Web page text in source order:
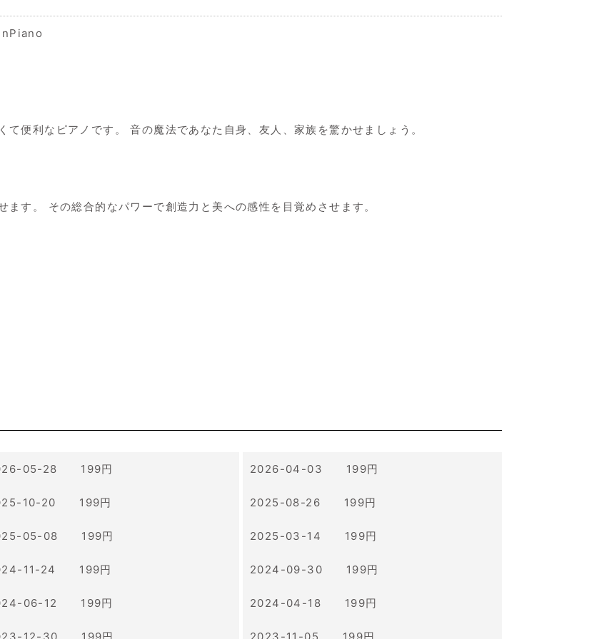
便利なピアノです。 音の魔法であなた自身、友人、家族を驚かせましょう。
す。 その総合的なパワーで創造力と美への感性を目覚めさせます。
05-28 199円 2026-04-03 199円
10-20 199円 2025-08-26 199円
05-08 199円 2025-03-14 199円
11-24 199円 2024-09-30 199円
06-12 199円 2024-04-18 199円